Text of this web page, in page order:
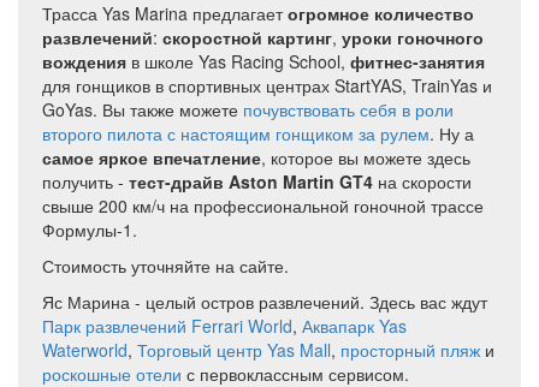
Трасса Yas Marina предлагаетогромное количество
развлечений: скоростной картинг, уроки гоночного
вождения в школе Yas Racing School, фитнес-занятия
для гонщиков в спортивных центрах StartYAS, TrainYas и
GoYas. Вы также можете почувствовать себя в роли
второго пилота с настоящим гонщиком за рулем. Ну а
самое яркое впечатление, которое вы можете здесь
получить - тест-драйв Aston Martin GT4 на скорости
свыше 200 км/ч на профессиональной гоночной трассе
Формулы-1.
Стоимость уточняйте на сайте.
Яс Марина - целый остров развлечений. Здесь вас ждут
Парк развлечений Ferrari World, Аквапарк Yas
Waterworld, Торговый центр Yas Mall, просторный пляж и
роскошные отели с первоклассным сервисом.